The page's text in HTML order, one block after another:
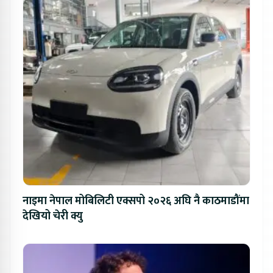
नाइमा नेपाल मोबिलिटी एक्सपो २०२६ अघि नै काठमाडौंमा
देखियो चेरी क्यु